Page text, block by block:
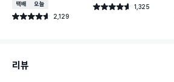
택배배송오늘배송
별점 4.6점 2,129
건 작성
별점 4.6점 1,325
건 작성
리뷰